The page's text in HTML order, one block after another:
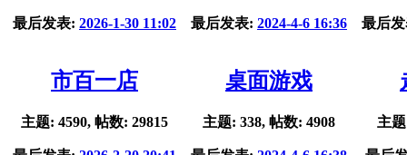
最后发表: 2026-1-30 11:02 最后发表: 2024-4-6 16:36 最后
市百一店
主题: 4590, 帖数: 29815
桌面游戏
主题: 338, 帖数: 4908 主